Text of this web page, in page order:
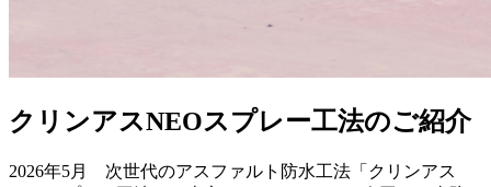
クリンアスNEOスプレー工法のご紹介
2026年5月 次世代のアスファルト防水工法「クリンアス